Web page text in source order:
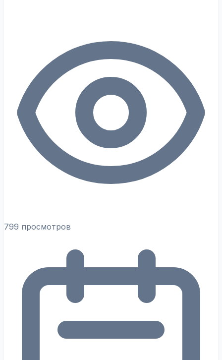
799 просмотров